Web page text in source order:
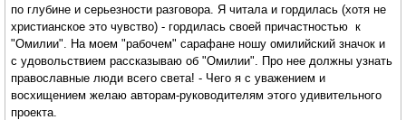
по глубине и серьезности разговора. Я читала и гордилась (хотя не
христианское это чувство) - гордилась своей причастностью к
"Омилии". На моем "рабочем" сарафане ношу омилийский значок и
с удовольствием рассказываю об "Омилии". Про нее должны узнать
православные люди всего света! - Чего я с уважением и
восхищением желаю авторам-руководителям этого удивительного
проекта.